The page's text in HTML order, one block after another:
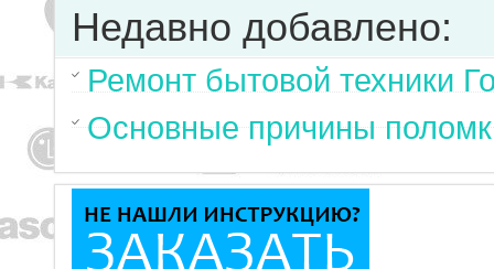
Недавно добавлено:
Ремонт бытовой техники
Основные причины